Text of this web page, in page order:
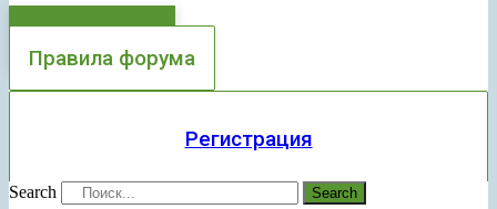
Правила форума
Регистрация
Search Search